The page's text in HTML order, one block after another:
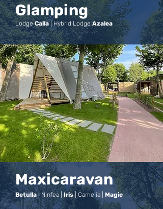
Glamping
LodgeCalla| Hybrid LodgeAzalea
Maxicaravan
Betulla| Ninfea |Iris| Camelia | Magic